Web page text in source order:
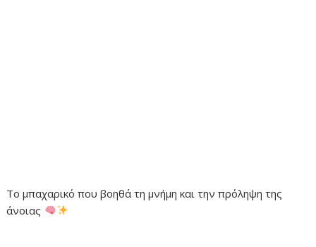
Το μπαχαρικό που βοηθά τη μνήμη και την πρόληψη της
άνοιας